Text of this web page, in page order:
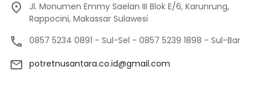
Jl. Monumen Emmy Saelan III Blok E/6, Karunrung,
Rappocini, Makassar Sulawesi
0857 5234 0891 - Sul-Sel - 0857 5239 1898 - Sul-Bar
potretnusantara.co.id@gmail.com